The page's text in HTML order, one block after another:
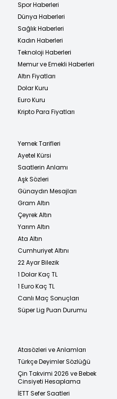
Spor Haberleri
Dünya Haberleri
Sağlık Haberleri
Kadın Haberleri
Teknoloji Haberleri
Memur ve Emekli Haberleri
Altın Fiyatları
Dolar Kuru
Euro Kuru
Kripto Para Fiyatları
Yemek Tarifleri
Ayetel Kürsi
Saatlerin Anlamı
Aşk Sözleri
Günaydın Mesajları
Gram Altın
Çeyrek Altın
Yarım Altın
Ata Altın
Cumhuriyet Altını
22 Ayar Bilezik
1 Dolar Kaç TL
1 Euro Kaç TL
Canlı Maç Sonuçları
Süper Lig Puan Durumu
Atasözleri ve Anlamları
Türkçe Deyimler Sözlüğü
Çin Takvimi 2026 ve Bebek
Cinsiyeti Hesaplama
İETT Sefer Saatleri